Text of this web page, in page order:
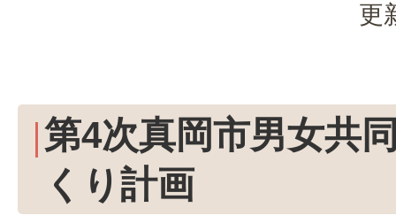
更
第4次真岡市男女共
くり計画